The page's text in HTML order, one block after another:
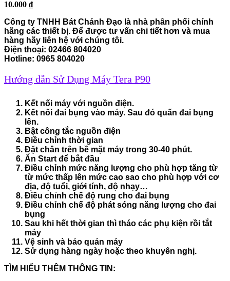
10.000 ₫
Công ty TNHH Bát Chánh Đạo là nhà phân phối chính
hãng các thiết bị. Để được tư vấn chi tiết hơn và mua
hàng hãy liên hệ với chúng tôi.
Điện thoại: 02466 804020
Hotline: 0965 804020
Hướng dẫn Sử Dụng Máy Tera P90
Kết nối máy với nguồn điện.
Kết nối đai bụng vào máy. Sau đó quấn đai bụng
lên.
Bật công tắc nguồn điện
Điều chỉnh thời gian
Đặt chân trên bề mặt máy trong 30-40 phút.
Ấn Start để bắt đầu
Điều chỉnh mức năng lượng cho phù hợp tăng từ
từ mức thấp lên mức cao sao cho phù hợp với cơ
địa, độ tuổi, giới tính, độ nhạy…
Điều chỉnh chế độ rung cho đai bụng
Điều chỉnh chế độ phát sóng năng lượng cho đai
bụng
Sau khi hết thời gian thì tháo các phụ kiện rồi tắt
máy
Vệ sinh và bảo quản máy
Sử dụng hàng ngày hoặc theo khuyên nghị.
TÌM HIỂU THÊM THÔNG TIN: